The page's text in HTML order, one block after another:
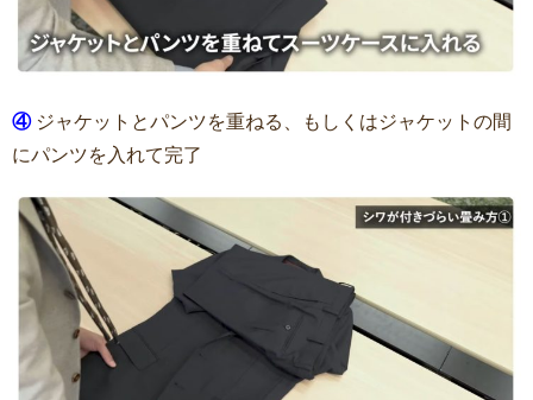
④ジャケットとパンツを重ねる、もしくはジャケットの間
にパンツを入れて完了